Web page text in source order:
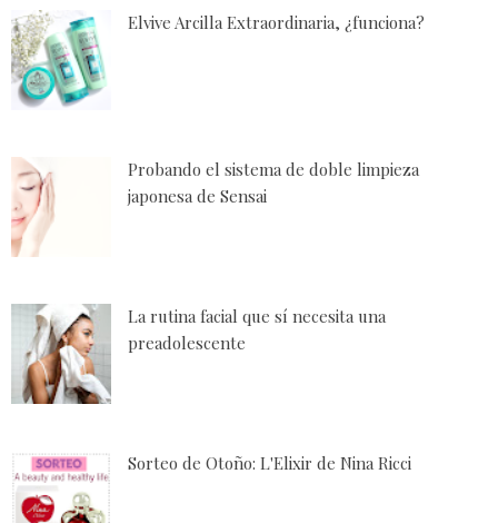
Elvive Arcilla Extraordinaria, ¿funciona?
Probando el sistema de doble limpieza
japonesa de Sensai
La rutina facial que sí necesita una
preadolescente
Sorteo de Otoño: L'Elixir de Nina Ricci